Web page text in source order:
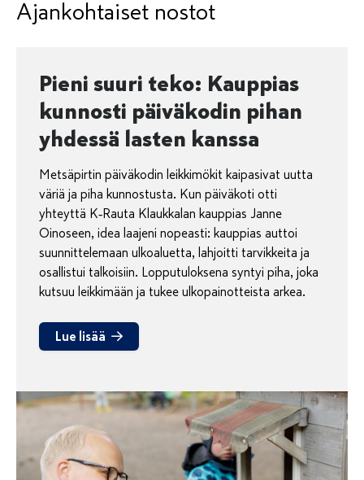
Ajankohtaiset nostot
Pieni suuri teko: Kauppias
kunnosti päiväkodin pihan
yhdessä lasten kanssa
Metsäpirtin päiväkodin leikkimökit kaipasivat uutta
väriä ja piha kunnostusta. Kun päiväkoti otti
yhteyttä K‑Rauta Klaukkalan kauppias Janne
Oinoseen, idea laajeni nopeasti: kauppias auttoi
suunnittelemaan ulkoaluetta, lahjoitti tarvikkeita ja
osallistui talkoisiin. Lopputuloksena syntyi piha, joka
kutsuu leikkimään ja tukee ulkopainotteista arkea.
Lue lisää